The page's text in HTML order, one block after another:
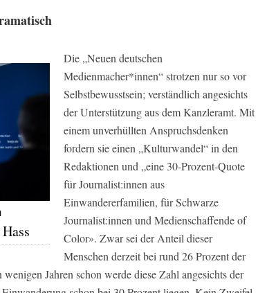
Die „Neuen deutschen
Medienmacher*innen“ strotzen nur so vor
Selbstbewusstsein; verständlich angesichts
der Unterstützung aus dem Kanzleramt. Mit
einem unverhüllten Anspruchsdenken
fordern sie einen „Kulturwandel“ in den
Redaktionen und „eine 30-Prozent-Quote
für Journalist:innen aus
Einwandererfamilien, für Schwarze
Journalist:innen und Medienschaffende of
Color». Zwar sei der Anteil dieser
Menschen derzeit bei rund 26 Prozent der
Jahren schon werde diese Zahl angesichts der